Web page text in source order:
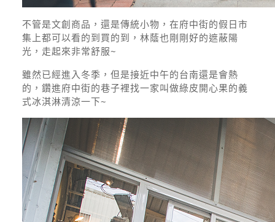
不管是文創商品，還是傳統小物，在府中街的假日市
集上都可以看的到買的到，林蔭也剛剛好的遮蔽陽
光，走起來非常舒服~
雖然已經進入冬季，但是接近中午的台南還是會熱
的，鑽進府中街的巷子裡找一家叫做綠皮開心果的義
式冰淇淋清涼一下~